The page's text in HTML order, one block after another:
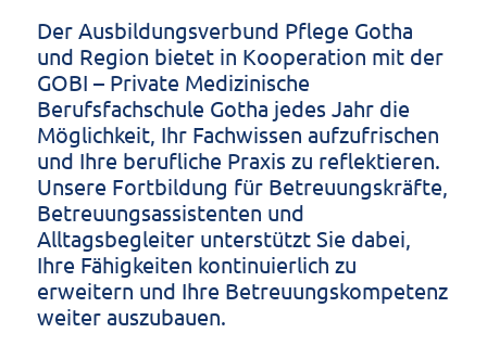
Der Ausbildungsverbund Pflege Gotha
und Region bietet in Kooperation mit der
GOBI – Private Medizinische
Berufsfachschule Gotha jedes Jahr die
Möglichkeit, Ihr Fachwissen aufzufrischen
und Ihre berufliche Praxis zu reflektieren.
Unsere Fortbildung für Betreuungskräfte,
Betreuungsassistenten und
Alltagsbegleiter unterstützt Sie dabei,
Ihre Fähigkeiten kontinuierlich zu
erweitern und Ihre Betreuungskompetenz
weiter auszubauen.